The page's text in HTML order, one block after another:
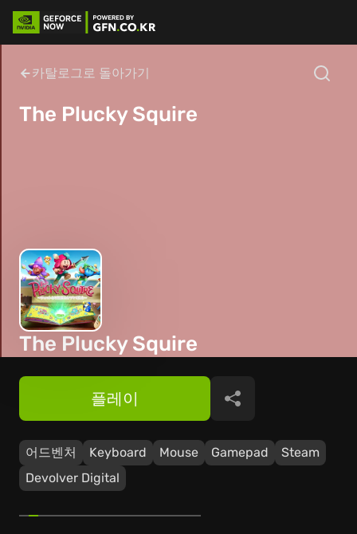
카탈로그로 돌아가기
The Plucky Squire
The Plucky Squire
어드벤처 Keyboard Mouse Gamepad
Steam
Devolver Digital
플레이 공유